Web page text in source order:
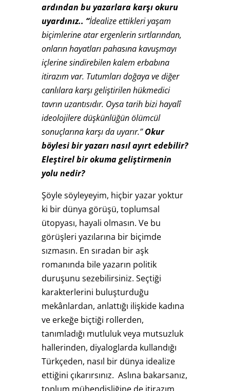
ardından bu yazarlara karşı okuru
uyardınız.. “İdealize ettikleri yaşam
biçimlerine atar ergenlerin sırtlarından,
onların hayatları pahasına kavuşmayı
içlerine sindirebilen kalem erbabına
itirazım var. Tutumları doğaya ve diğer
canlılara karşı geliştirilen hükmedici
tavrın uzantısıdır. Oysa tarih bizi hayalî
ideolojilere düşkünlüğün ölümcül
sonuçlarına karşı da uyarır.”Okur
böylesi bir yazarı nasıl ayırt edebilir?
Eleştirel bir okuma geliştirmenin
yolu nedir?
Şöyle söyleyeyim, hiçbir yazar yoktur
ki bir dünya görüşü, toplumsal
ütopyası, hayali olmasın. Ve bu
görüşleri yazılarına bir biçimde
sızmasın. En sıradan bir aşk
romanında bile yazarın politik
duruşunu sezebilirsiniz. Seçtiği
karakterlerini buluşturduğu
mekânlardan, anlattığı ilişkide kadına
ve erkeğe biçtiği rollerden,
tanımladığı mutluluk veya mutsuzluk
hallerinden, diyaloglarda kullandığı
Türkçeden, nasıl bir dünya idealize
ettiğini çıkarırsınız. Aslına bakarsanız,